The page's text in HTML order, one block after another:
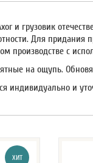
и грузовик
Для придания
производстве с
на ощупь.
индивидуально и
ХИТ